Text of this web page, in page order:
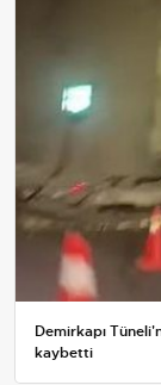
Demirkapı
kaybetti